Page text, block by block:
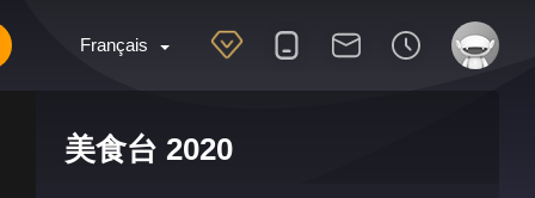
Français
美食台 2020